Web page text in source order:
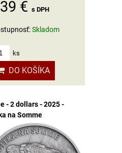
€ s DPH
Skladom
ks
DO KOŠÍKA
- 2 dollars - 2025 -
na Somme